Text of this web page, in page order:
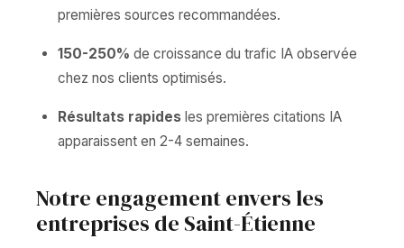
premières sources recommandées.
150-250% de croissance du trafic IA observée
chez nos clients optimisés.
Résultats rapides les premières citations IA
apparaissent en 2-4 semaines.
Notre engagement envers les
entreprises de Saint-Étienne